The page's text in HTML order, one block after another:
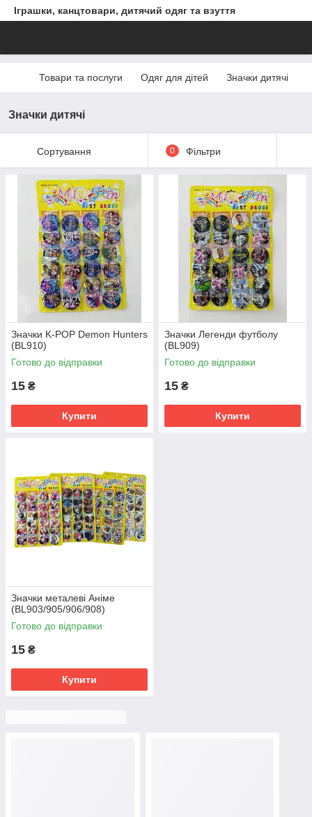
Іграшки, канцтовари, дитячий одяг та взуття
Товари та послуги Одяг для дітей Значки дитячі
Значки дитячі
Сортування 0 Фільтри
Значки K-POP Demon Hunters
(BL910)
Готово до відправки
15 ₴
Купити
Значки Легенди футболу
(BL909)
Готово до відправки
15 ₴
Купити
Значки металеві Аніме
(BL903/905/906/908)
Готово до відправки
15 ₴
Купити